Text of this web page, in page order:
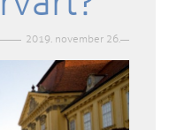
2019. november 26.